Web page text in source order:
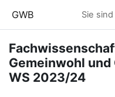
GWB Sie
Gemeinwohl
WS 2023/24